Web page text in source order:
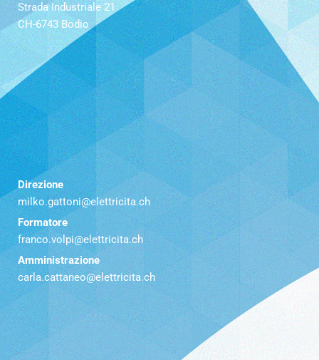
Strada Industriale 21
CH-6743 Bodio
Direzione
milko.gattoni@elettricita.ch
Formatore
franco.volpi@elettricita.ch
Amministrazione
carla.cattaneo@elettricita.ch